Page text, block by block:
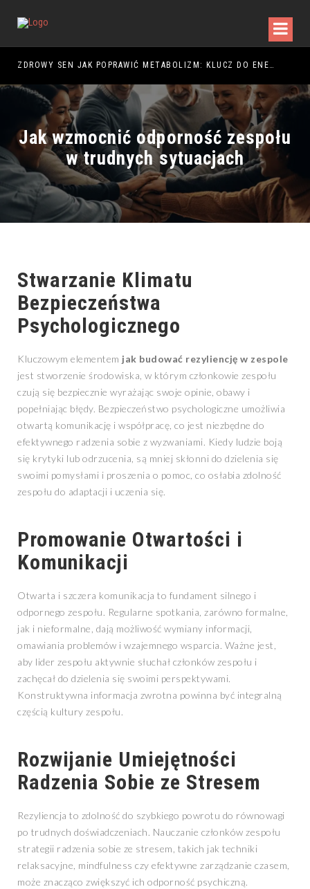
ZDROWY SEN JAK POPRAWIĆ METABOLIZM: KLUCZ DO ENERGII
Jak wzmocnić odporność zespołu
w trudnych sytuacjach
Stwarzanie Klimatu
Bezpieczeństwa
Psychologicznego
Kluczowym elementem jak budować rezyliencję w zespole
jest stworzenie środowiska, w którym członkowie zespołu
czują się bezpiecznie wyrażając swoje opinie, obawy i
popełniając błędy. Bezpieczeństwo psychologiczne umożliwia
otwartą komunikację i współpracę, co jest niezbędne do
efektywnego radzenia sobie z wyzwaniami. Kiedy ludzie boją
się krytyki lub odrzucenia, są mniej skłonni do dzielenia się
swoimi pomysłami i proszenia o pomoc, co osłabia zdolność
zespołu do adaptacji i uczenia się.
Promowanie Otwartości i
Komunikacji
Otwarta i szczera komunikacja to fundament silnego i
odpornego zespołu. Regularne spotkania, zarówno formalne,
jak i nieformalne, dają możliwość wymiany informacji,
omawiania problemów i wzajemnego wsparcia. Ważne jest,
aby lider zespołu aktywnie słuchał członków zespołu i
zachęcał do dzielenia się swoimi perspektywami.
Konstruktywna informacja zwrotna powinna być integralną
częścią kultury zespołu.
Rozwijanie Umiejętności
Radzenia Sobie ze Stresem
Rezyliencja to zdolność do szybkiego powrotu do równowagi
po trudnych doświadczeniach. Nauczanie członków zespołu
strategii radzenia sobie ze stresem, takich jak techniki
relaksacyjne, mindfulness czy efektywne zarządzanie czasem,
może znacząco zwiększyć ich odporność psychiczną.